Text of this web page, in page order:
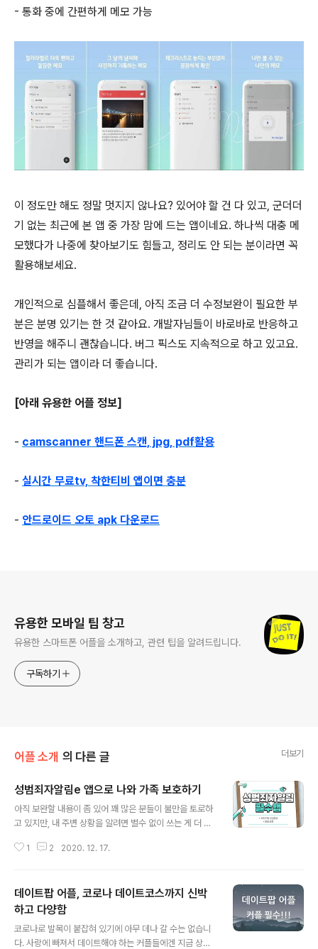
- 통화 중에 간편하게 메모 가능
이 정도만 해도 정말 멋지지 않나요? 있어야 할 건 다 있고, 군더더
기 없는 최근에 본 앱 중 가장 맘에 드는 앱이네요. 하나씩 대충 메
모했다가 나중에 찾아보기도 힘들고, 정리도 안 되는 분이라면 꼭
활용해보세요.
개인적으로 심플해서 좋은데, 아직 조금 더 수정보완이 필요한 부
분은 분명 있기는 한 것 같아요. 개발자님들이 바로바로 반응하고
반영을 해주니 괜찮습니다. 버그 픽스도 지속적으로 하고 있고요.
관리가 되는 앱이라 더 좋습니다.
[아래 유용한 어플 정보]
- camscanner 핸드폰 스캔, jpg, pdf활용
- 실시간 무료tv, 착한티비 앱이면 충분
- 안드로이드 오토 apk 다운로드
유용한 모바일 팁 창고
유용한 스마트폰 어플을 소개하고, 관련 팁을 알려드립니다.
구독하기
어플 소개 의 다른 글 더보기
성범죄자알림e 앱으로 나와 가족 보호하기
아직 보완할 내용이 좀 있어 꽤 많은 분들이 불만을 토로하
고 있지만, 내 주변 상황을 알려면 별수 없이 쓰는 게 더 낫
보면 깜짝 놀랄 수도 있어요. 나와 가족을 보호하기 위해 써
기능이 추가되어 실제거주지를 알려줍니다. 실시간 위치와
더불어 알림이 뜨면 더 좋을 것 같은데, 이런 기능은 아직
없는 것 같네요. 성범죄자알림e 앱 주요 기능- 성범죄자 신
상정보 : 법원 공개 명령에 의해 집행된 자 - 여성 범죄자도
1 2 2020. 12. 17.
데이트팝 어플, 코로나 데이트코스까지 신박
하고 다양함
코로나로 발목이 붙잡혀 있기에 아무 데나 갈 수는 없습니
다. 사랑에 빠져서 데이트해야 하는 커플들에겐 지금 상황